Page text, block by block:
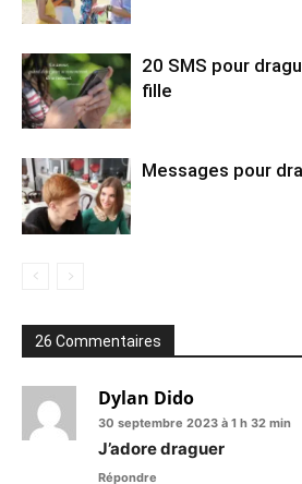
20 SMS pour
fille
Messages pour
26 Commentaires
Dylan Dido
30 septembre 2023 à 1 h 32 min
J’adore draguer
Répondre